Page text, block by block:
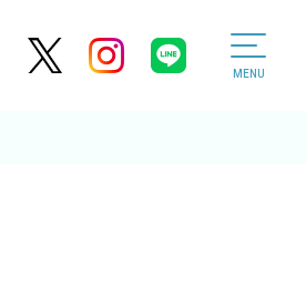
MENU